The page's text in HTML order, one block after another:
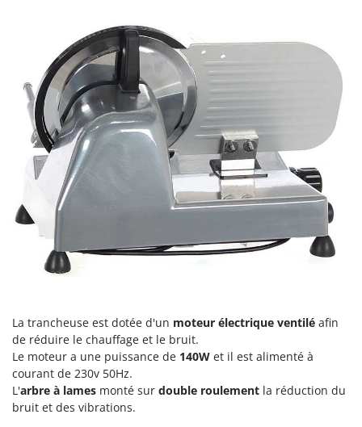
Soufreuses - Poudreuses pour tracteur
Taille-haies
Taille-haies à bras pour tracteur
Tarières
Tondeuses à Gazon
Tondeuses autoportées
Tondeuses débroussailleuses thermiques
Trancheuses
Trancheuses de sol
Transpalettes
Tronçonneuses
V
Vêtements de Sécurité
Vibroculteurs à tracteur
Kemper
Keter
KitchenAid
Komo
Laica
Lampacrescia - MGM
Landxcape
LAR Casalinghi
Lavor
Linea VZ
Lotusgrill
M
M.A.I.BO.
Macom
Macte Ovens
La trancheuse est dotée d'un moteur électrique ventilé afin
de réduire le chauffage et le bruit.
Le moteur a une puissance de 140W et il est alimenté à
courant de 230v 50Hz.
L'arbre à lames monté sur double roulement la réduction du
bruit et des vibrations.